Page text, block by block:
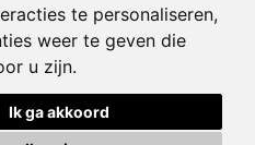
te personaliseren,
weer te geven die
u zijn.
Ik ga akkoord